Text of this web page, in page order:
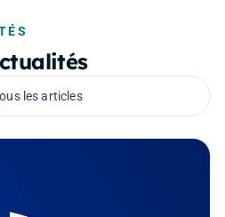
les articles